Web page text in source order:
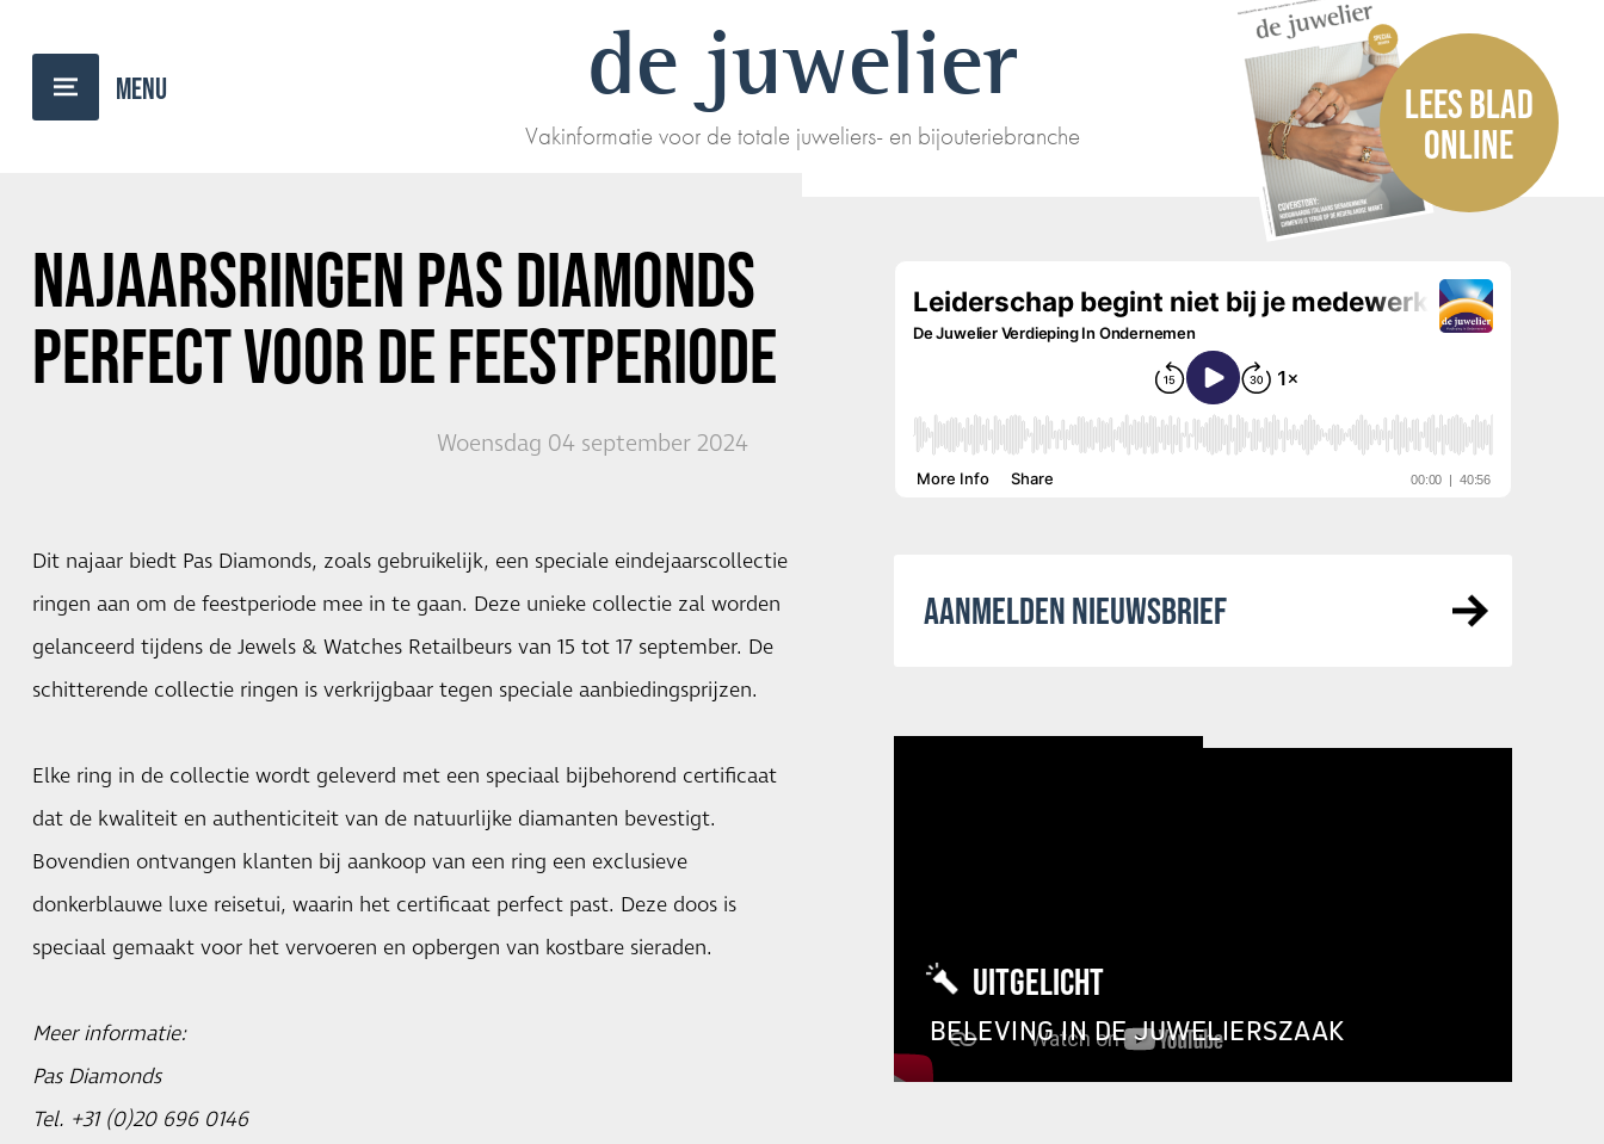
de juwelier
Vakinformatie voor de totale juweliers- en bijouteriebranche
LEES BLAD
ONLINE
NAJAARSRINGEN PAS DIAMONDS
PERFECT VOOR DE FEESTPERIODE
Woensdag 04 september 2024
Dit najaar biedt Pas Diamonds, zoals gebruikelijk, een speciale eindejaarscollectie
ringen aan om de feestperiode mee in te gaan. Deze unieke collectie zal worden
gelanceerd tijdens de Jewels & Watches Retailbeurs van 15 tot 17 september. De
schitterende collectie ringen is verkrijgbaar tegen speciale aanbiedingsprijzen.
Elke ring in de collectie wordt geleverd met een speciaal bijbehorend certificaat
dat de kwaliteit en authenticiteit van de natuurlijke diamanten bevestigt.
Bovendien ontvangen klanten bij aankoop van een ring een exclusieve
donkerblauwe luxe reisetui, waarin het certificaat perfect past. Deze doos is
speciaal gemaakt voor het vervoeren en opbergen van kostbare sieraden.
Meer informatie:
Pas Diamonds
Tel. +31 (0)20 696 0146
AANMELDEN NIEUWSBRIEF
UITGELICHT
BELEVING IN DE JUWELIERSZAAK